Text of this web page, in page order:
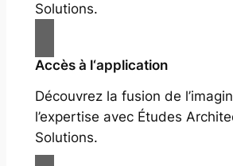
Solutions.
Accès à l‘application
Découvrez la fusion de
l’expertise avec Études
Solutions.